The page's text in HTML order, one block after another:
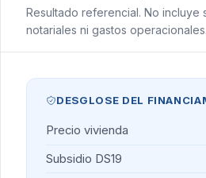
Resultado referencial. No incluye
notariales ni gastos operacionales.
DESGLOSE DEL
Precio vivienda
Subsidio DS19